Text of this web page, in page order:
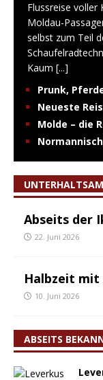
Flussreise voller
Moldau-
selbst zum Teil
Kaum [...]
Prunk,
Neueste
Molde – die
Abseits der
22. Juni 2026
Halbzeit mit
10. Juni 2026
ABSEITS